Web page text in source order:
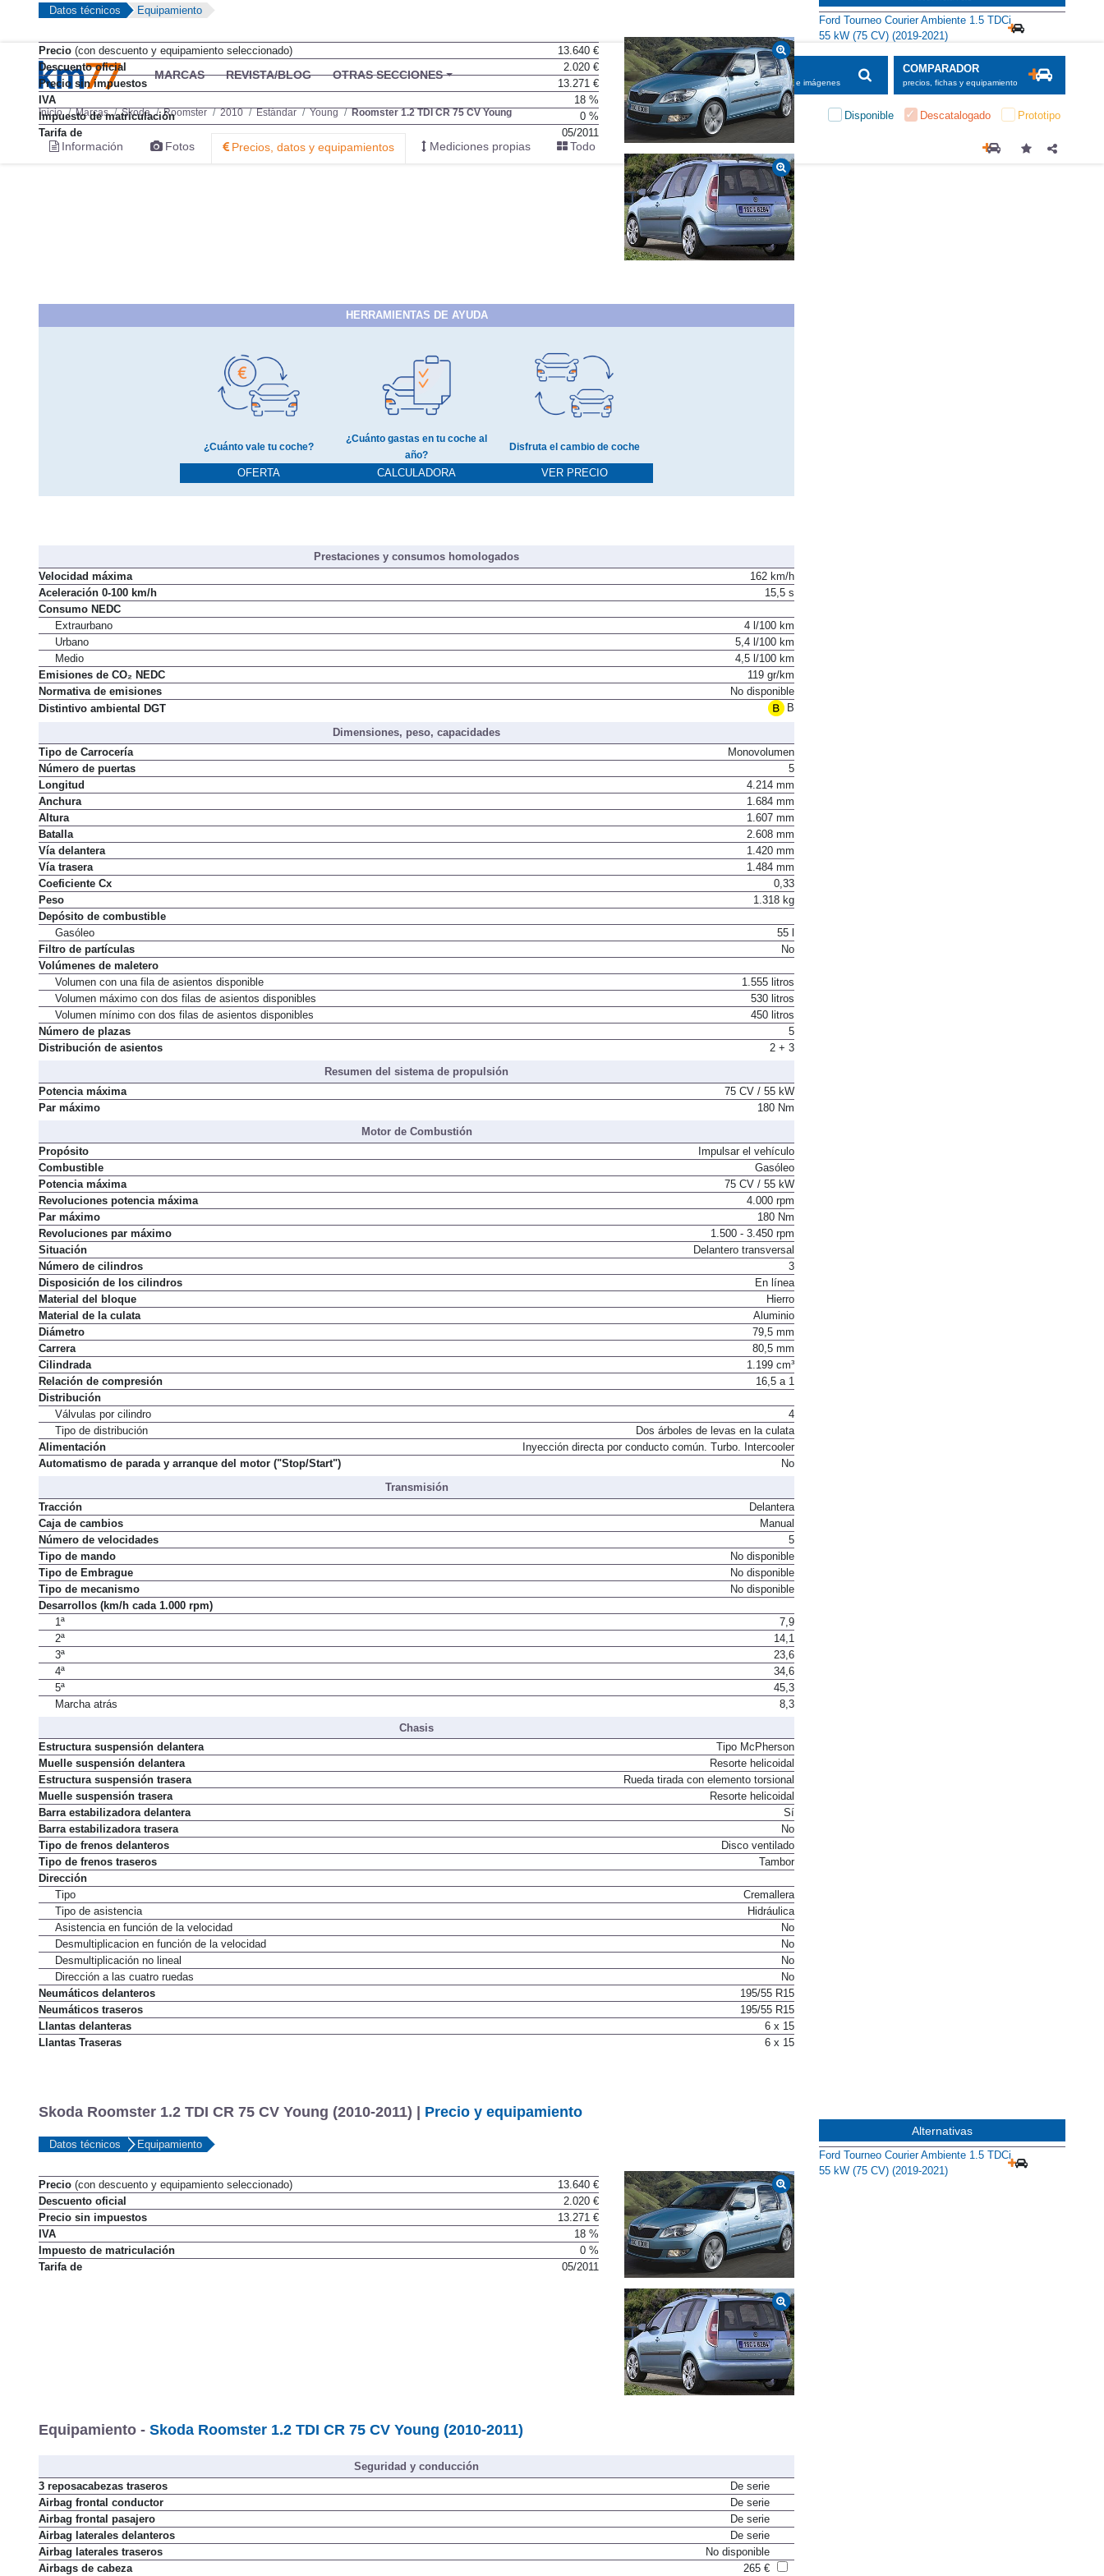
MARCAS REVISTA/BLOG OTRAS SECCIONES BUSCADOR
informaciones, fichas e imágenes
COMPARADOR
precios, fichas y equipamiento
Inicio Marcas Skoda Roomster 2010 Estándar Young Roomster 1.2 TDI CR 75 CV Young Disponible Descatalogado Prototipo
Información Fotos Precios, datos y equipamientos Mediciones propias Todo
Datos técnicos Equipamiento
Precio (con descuento y equipamiento seleccionado)
13.640 €
Descuento oficial
2.020 €
Precio sin impuestos
13.271 €
IVA
18 %
Impuesto de matriculación
0 %
Tarifa de
05/2011
HERRAMIENTAS DE AYUDA
¿Cuánto vale tu coche?
OFERTA
¿Cuánto gastas en tu coche al
año?
CALCULADORA
Disfruta el cambio de coche
VER PRECIO
Prestaciones y consumos homologados
Velocidad máxima
162 km/h
Aceleración 0-100 km/h
15,5 s
Consumo NEDC
Extraurbano
4 l/100 km
Urbano
5,4 l/100 km
Medio
4,5 l/100 km
Emisiones de CO₂ NEDC
119 gr/km
Normativa de emisiones
No disponible
Distintivo ambiental DGT
B
Dimensiones, peso, capacidades
Tipo de Carrocería
Monovolumen
Número de puertas
5
Longitud
4.214 mm
Anchura
1.684 mm
Altura
1.607 mm
Batalla
2.608 mm
Vía delantera
1.420 mm
Vía trasera
1.484 mm
Coeficiente Cx
0,33
Peso
1.318 kg
Depósito de combustible
Gasóleo
55 l
Filtro de partículas
No
Volúmenes de maletero
Volumen con una fila de asientos disponible
1.555 litros
Volumen máximo con dos filas de asientos disponibles
530 litros
Volumen mínimo con dos filas de asientos disponibles
450 litros
Número de plazas
5
Distribución de asientos
2 + 3
Resumen del sistema de propulsión
Potencia máxima
75 CV / 55 kW
Par máximo
180 Nm
Motor de Combustión
Propósito
Impulsar el vehículo
Combustible
Gasóleo
Potencia máxima
75 CV / 55 kW
Revoluciones potencia máxima
4.000 rpm
Par máximo
180 Nm
Revoluciones par máximo
1.500 - 3.450 rpm
Situación
Delantero transversal
Número de cilindros
3
Disposición de los cilindros
En línea
Material del bloque
Hierro
Material de la culata
Aluminio
Diámetro
79,5 mm
Carrera
80,5 mm
Cilindrada
1.199 cm³
Relación de compresión
16,5 a 1
Distribución
Válvulas por cilindro
4
Tipo de distribución
Dos árboles de levas en la culata
Alimentación
Inyección directa por conducto común. Turbo. Intercooler
Automatismo de parada y arranque del motor ("Stop/Start")
No
Transmisión
Tracción
Delantera
Caja de cambios
Manual
Número de velocidades
5
Tipo de mando
No disponible
Tipo de Embrague
No disponible
Tipo de mecanismo
No disponible
Desarrollos (km/h cada 1.000 rpm)
1ª
7,9
2ª
14,1
3ª
23,6
4ª
34,6
5ª
45,3
Marcha atrás
8,3
Chasis
Estructura suspensión delantera
Tipo McPherson
Muelle suspensión delantera
Resorte helicoidal
Estructura suspensión trasera
Rueda tirada con elemento torsional
Muelle suspensión trasera
Resorte helicoidal
Barra estabilizadora delantera
Sí
Barra estabilizadora trasera
No
Tipo de frenos delanteros
Disco ventilado
Tipo de frenos traseros
Tambor
Dirección
Tipo
Cremallera
Tipo de asistencia
Hidráulica
Asistencia en función de la velocidad
No
Desmultiplicacion en función de la velocidad
No
Desmultiplicación no lineal
No
Dirección a las cuatro ruedas
No
Neumáticos delanteros
195/55 R15
Neumáticos traseros
195/55 R15
Llantas delanteras
6 x 15
Llantas Traseras
6 x 15
Ford Tourneo Courier Ambiente 1.5 TDCi
55 kW (75 CV) (2019-2021)
Skoda Roomster 1.2 TDI CR 75 CV Young (2010-2011) | Precio y equipamiento
Datos técnicos Equipamiento
Precio (con descuento y equipamiento seleccionado)
13.640 €
Descuento oficial
2.020 €
Precio sin impuestos
13.271 €
IVA
18 %
Impuesto de matriculación
0 %
Tarifa de
05/2011
Equipamiento - Skoda Roomster 1.2 TDI CR 75 CV Young (2010-2011)
Seguridad y conducción
3 reposacabezas traseros
De serie
Airbag frontal conductor
De serie
Airbag frontal pasajero
De serie
Airbag laterales delanteros
De serie
Airbag laterales traseros
No disponible
Airbags de cabeza
265 €
Alternativas
Ford Tourneo Courier Ambiente 1.5 TDCi
55 kW (75 CV) (2019-2021)